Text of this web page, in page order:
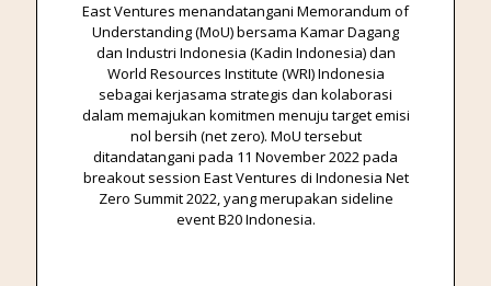
East Ventures menandatangani Memorandum of
Understanding (MoU) bersama Kamar Dagang
dan Industri Indonesia (Kadin Indonesia) dan
World Resources Institute (WRI) Indonesia
sebagai kerjasama strategis dan kolaborasi
dalam memajukan komitmen menuju target emisi
nol bersih (net zero). MoU tersebut
ditandatangani pada 11 November 2022 pada
breakout session East Ventures di Indonesia Net
Zero Summit 2022, yang merupakan sideline
event B20 Indonesia.